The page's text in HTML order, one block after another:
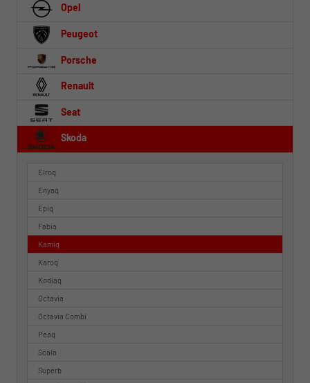
Opel
Peugeot
Porsche
Renault
Seat
Skoda
Elroq
Enyaq
Epiq
Fabia
Kamiq
Karoq
Kodiaq
Octavia
Octavia Combi
Peaq
Scala
Superb